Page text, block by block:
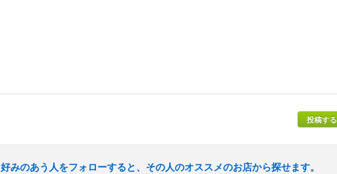
投稿する
好みのあう人をフォローすると、その人のオススメのお店から探せます。